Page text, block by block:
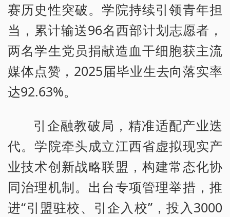
赛历史性突破。学院持续引领青年担
当，累计输送96名西部计划志愿者，
两名学生党员捐献造血干细胞获主流
媒体点赞，2025届毕业生去向落实率
达92.63%。
引企融教破局，精准适配产业迭
代。学院牵头成立江西省虚拟现实产
业技术创新战略联盟，构建常态化协
同治理机制。出台专项管理举措，推
进“引盟驻校、引企入校”，投入3000